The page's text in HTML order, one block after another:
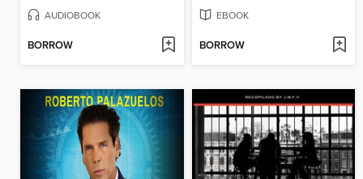
AUDIOBOOK
BORROW
EBOOK
BORROW